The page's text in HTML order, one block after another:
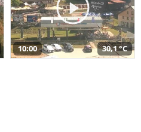
10:00 30,1 °C